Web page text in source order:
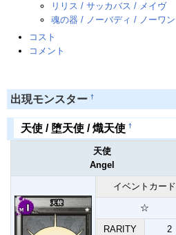
リリス / サッカバス / メイヴ
魂の器 / ノーバディ / ノーワン
コスト
コメント
出現モンスター †
天使 / 堕天使 / 熾天使 †
天使
Angel
イベントカード
☆
RARITY 2